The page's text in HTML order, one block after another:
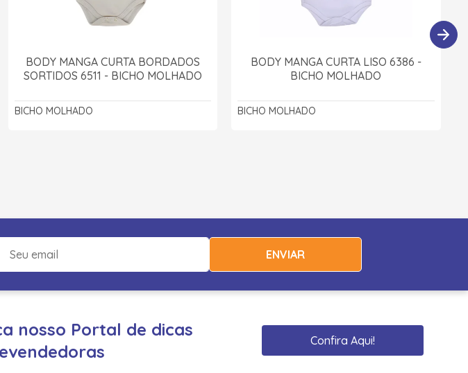
BODY MANGA CURTA BORDADOS
SORTIDOS 6511 - BICHO MOLHADO
BICHO MOLHADO
BODY MANGA CURTA LISO 6386 -
BICHO MOLHADO
BICHO MOLHADO
ENVIAR
nosso Portal de dicas
Confira Aqui!